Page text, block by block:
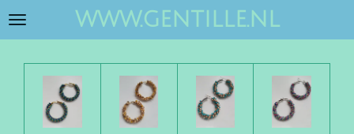
Ga
hoofdinhoud
www.gentille.nl